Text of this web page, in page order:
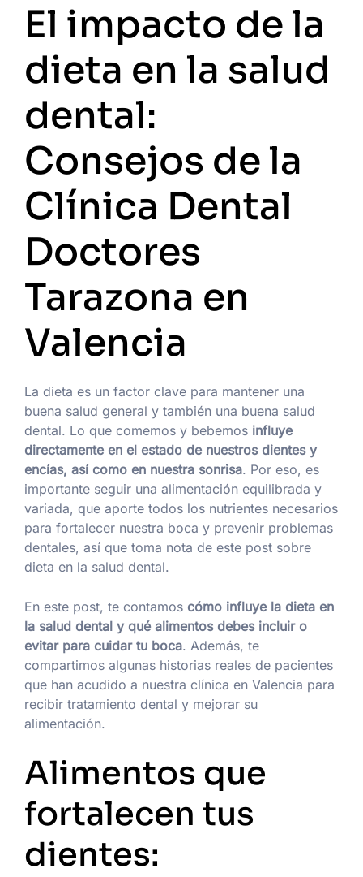
El impacto de la
dieta en la salud
dental:
Consejos de la
Clínica Dental
Doctores
Tarazona en
Valencia
La dieta es un factor clave para mantener una
buena salud general y también una buena salud
dental. Lo que comemos y bebemos influye
directamente en el estado de nuestros dientes y
encías, así como en nuestra sonrisa. Por eso, es
importante seguir una alimentación equilibrada y
variada, que aporte todos los nutrientes necesarios
para fortalecer nuestra boca y prevenir problemas
dentales, así que toma nota de este post sobre
dieta en la salud dental.
En este post, te contamos cómo influye la dieta en
la salud dental y qué alimentos debes incluir o
evitar para cuidar tu boca. Además, te
compartimos algunas historias reales de pacientes
que han acudido a nuestra clínica en Valencia para
recibir tratamiento dental y mejorar su
alimentación.
Alimentos que
fortalecen tus
dientes: